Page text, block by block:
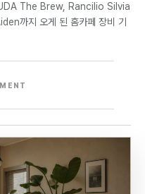
The Brew, Rancilio Silvia
까지 오게 된 홈카페 장비 기